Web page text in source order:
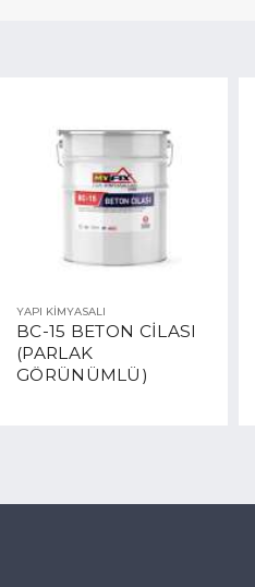
YAPI KİMYASALI
BC-15 BETON CİLASI
(PARLAK
GÖRÜNÜMLÜ)